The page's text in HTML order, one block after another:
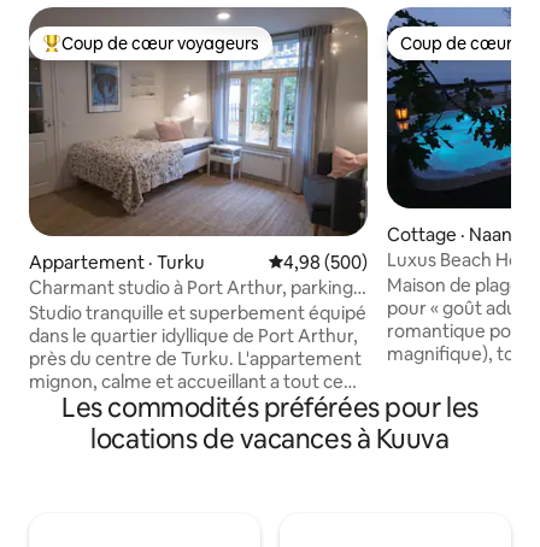
Coup de cœur voyageurs parmi les plus aimés
Coup de cœur voyageurs
Appartement · Turku Note moyenne de 4,98 sur 5,
4,98 (500)
Charmant studio à Port Arthur, parking
gratuit
Studio tranquille et superbement équipé
dans le quartier idyllique de Port Arthur,
près du centre de Turku. L'appartement
mignon, calme et accueillant a tout ce
dont vous avez besoin pour un séjour
plus court ou plus long. Entrée privée
dans la cour calme, arrivée facile 24 h/24
Coup de cœur
Coup de cœur
Cottage · Naantali
Luxus Beach
pour deux
Maison de plage
pour « goût
romantique pour
magnifique),
jacuzzi sont à
voyageurs. Des
par exemple le
Les commodités préférées pour les
locations de vacances à Kuuva